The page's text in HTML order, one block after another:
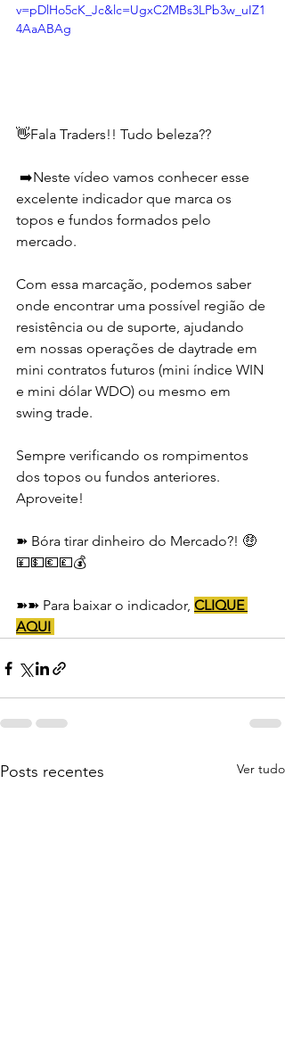
v=pDlHo5cK_Jc&lc=UgxC2MBs3LPb3w_uIZ1
4AaABAg
👋Fala Traders!! Tudo beleza??
excelente indicador que marca os
topos e fundos formados pelo
mercado.
Com essa marcação, podemos saber
onde encontrar uma possível região de
resistência ou de suporte, ajudando
em nossas operações de daytrade em
mini contratos futuros (mini índice WIN
e mini dólar WDO) ou mesmo em
swing trade.
Sempre verificando os rompimentos
dos topos ou fundos anteriores.
Aproveite!
➽ Bóra tirar dinheiro do Mercado?! 🤑
💴💵💶💷💰
➽➽ Para baixar o indicador, CLIQUE
AQUI
Posts recentes Ver tudo